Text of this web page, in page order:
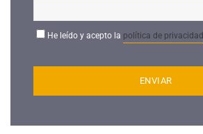
He leído y acepto la política de privacidad